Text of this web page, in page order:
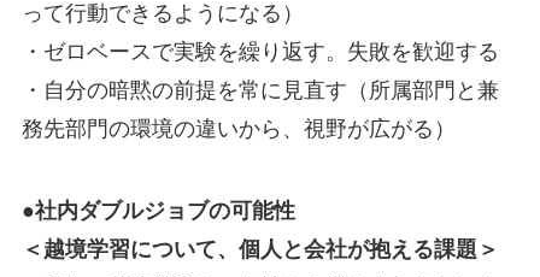
って行動できるようになる）
・ゼロベースで実験を繰り返す。失敗を歓迎する
・自分の暗黙の前提を常に見直す（所属部門と兼
務先部門の環境の違いから、視野が広がる）
●社内ダブルジョブの可能性
＜越境学習について、個人と会社が抱える課題＞